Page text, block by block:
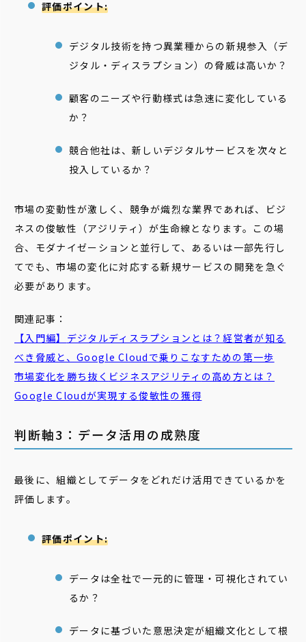
評価ポイント:
デジタル技術を持つ異業種からの新規参入（デ
ジタル・ディスラプション）の脅威は高いか？
顧客のニーズや行動様式は急速に変化している
か？
競合他社は、新しいデジタルサービスを次々と
投入しているか？
市場の変動性が激しく、競争が熾烈な業界であれば、ビジ
ネスの俊敏性（アジリティ）が生命線となります。この場
合、モダナイゼーションと並行して、あるいは一部先行し
てでも、市場の変化に対応する新規サービスの開発を急ぐ
必要があります。
関連記事：
【入門編】 デジタルディスラプション とは？経営者が知る
べき脅威と、Google Cloudで乗りこなすための第一歩
市場変化を勝ち抜く ビジネスアジリティ の高め方とは？
Google Cloudが実現する俊敏性の獲得
判断軸3：データ活用の成熟度
最後に、組織としてデータをどれだけ活用できているかを
評価します。
評価ポイント:
データは全社で一元的に管理・可視化されてい
るか？
データに基づいた意思決定が組織文化として根